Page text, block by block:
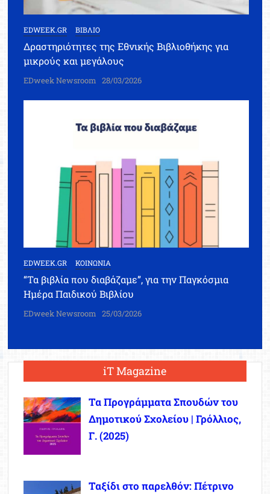
EDWEEK.GR ΒΙΒΛΙΟ
Δραστηριότητες της Εθνικής Βιβλιοθήκης για
μικρούς και μεγάλους
EDweek Newsroom 28/03/2026
EDWEEK.GR ΚΟΙΝΩΝΙΑ
“Τα βιβλία που διαβάζαμε”, για την Παγκόσμια
Ημέρα Παιδικού Βιβλίου
EDweek Newsroom 25/03/2026
iT Magazine
Τα Προγράμματα Σπουδών του
Δημοτικού Σχολείου | Γρόλλιος,
Γ. (2025)
Ταξίδι στο παρελθόν: Πέτρινο